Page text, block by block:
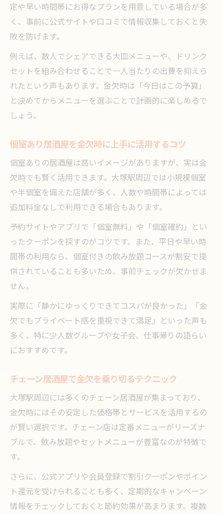
定や早い時間帯にお得なプランを用意している場合が多
く、事前に公式サイトや口コミで情報収集しておくと失
敗を防げます。
例えば、数人でシェアできる大皿メニューや、ドリンク
セットを組み合わせることで一人当たりの出費を抑えら
れたという声もあります。金欠時は「今日はこの予算」
と決めてからメニューを選ぶことで計画的に楽しめるで
しょう。
個室あり居酒屋を金欠時に上手に活用するコツ
個室ありの居酒屋は高いイメージがありますが、実は金
欠時でも賢く活用できます。大塚駅周辺では小規模個室
や半個室を備えた店舗が多く、人数や時間帯によっては
追加料金なしで利用できる場合もあります。
予約サイトやアプリで「個室無料」や「個室確約」とい
ったクーポンを探すのがコツです。また、平日や早い時
間帯の利用なら、個室付きの飲み放題コースが割安で提
供されていることも多いため、事前チェックが欠かせま
せん。
実際に「静かにゆっくりできてコスパが良かった」「金
欠でもプライベート感を重視できて満足」といった声も
多く、特に少人数グループや女子会、仕事帰りの語らい
におすすめです。
チェーン居酒屋で金欠を乗り切るテクニック
大塚駅周辺には多くのチェーン居酒屋が集まっており、
金欠時にはその安定した価格帯とサービスを活用するの
が賢い選択です。チェーン店は定番メニューがリーズナ
ブルで、飲み放題やセットメニューが豊富なのが特徴で
す。
さらに、公式アプリや会員登録で割引クーポンやポイン
ト還元を受けられることも多く、定期的なキャンペーン
情報をチェックしておくと節約効果が高まります。複数